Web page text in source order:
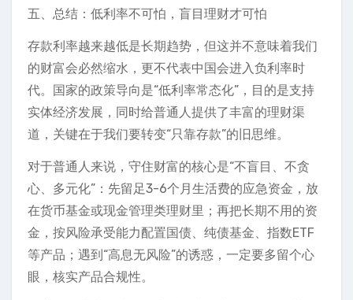
五、总结：低利率不可怕，盲目理财才可怕
存款利率越来越低是长期趋势，但这并不意味着我们
的财富会必然缩水，更不代表中国会进入负利率时
代。国家的政策导向是“低利率常态化”，目的是支持
实体经济发展，同时给普通人提供了丰富的理财渠
道，关键在于我们要转变“只靠存款”的旧思维。
对于普通人来说，守住财富的核心是“不盲目、不贪
心、多元化”：先留足3-6个月生活费的应急资金，放
在货币基金或现金管理类理财里；再把长期不用的资
金，按风险承受能力配置国债、纯债基金、指数ETF
等产品；遇到“高息无风险”的诱惑，一定要多留个心
眼，核实产品合规性。